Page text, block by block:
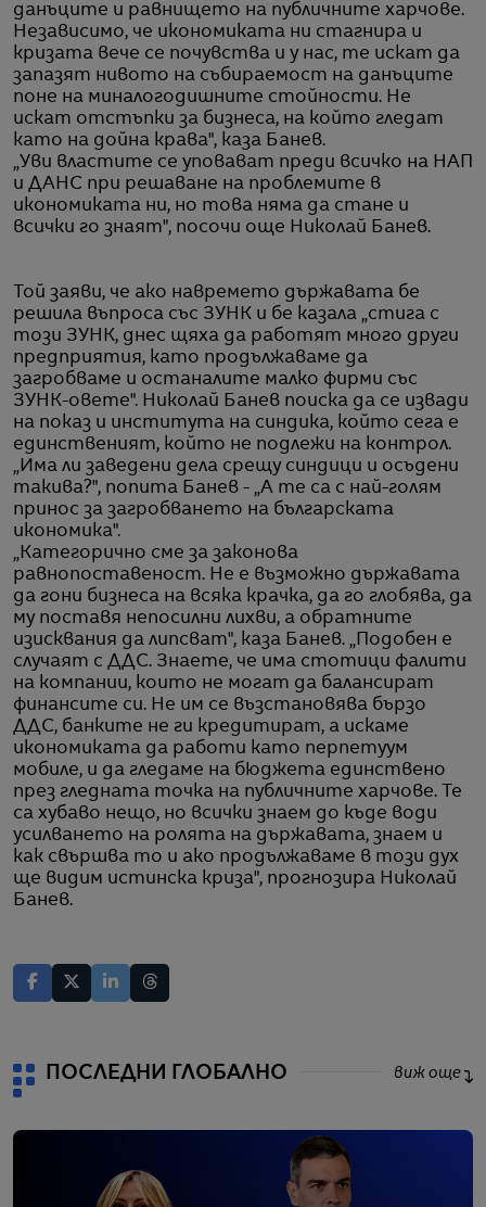
данъците и равнището на публичните харчове.
Независимо, че икономиката ни стагнира и
кризата вече се почувства и у нас, те искат да
запазят нивото на събираемост на данъците
поне на миналогодишните стойности. Не
искат отстъпки за бизнеса, на който гледат
като на дойна крава", каза Банев.
„Уви властите се уповават преди всичко на НАП
и ДАНС при решаване на проблемите в
икономиката ни, но това няма да стане и
всички го знаят", посочи още Николай Банев.
Той заяви, че ако навремето държавата бе
решила въпроса със ЗУНК и бе казала „стига с
този ЗУНК, днес щяха да работят много други
предприятия, като продължаваме да
загробваме и останалите малко фирми със
ЗУНК-овете". Николай Банев поиска да се извади
на показ и института на синдика, който сега е
единственият, който не подлежи на контрол.
„Има ли заведени дела срещу синдици и осъдени
такива?", попита Банев - „А те са с най-голям
принос за загробването на българската
икономика".
„Категорично сме за законова
равнопоставеност. Не е възможно държавата
да гони бизнеса на всяка крачка, да го глобява, да
му поставя непосилни лихви, а обратните
изисквания да липсват", каза Банев. „Подобен е
случаят с ДДС. Знаете, че има стотици фалити
на компании, които не могат да балансират
финансите си. Не им се възстановява бързо
ДДС, банките не ги кредитират, а искаме
икономиката да работи като перпетуум
мобиле, и да гледаме на бюджета единствено
през гледната точка на публичните харчове. Те
са хубаво нещо, но всички знаем до къде води
усилването на ролята на държавата, знаем и
как свършва то и ако продължаваме в този дух
ще видим истинска криза", прогнозира Николай
Банев.
ПОСЛЕДНИ ГЛОБАЛНО виж още